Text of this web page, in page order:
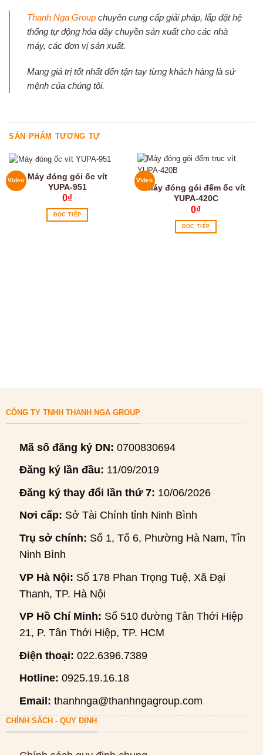
Thanh Nga Group chuyên cung cấp giải pháp, lắp đặt hệ
thống tự động hóa dây chuyền sản xuất cho các nhà
máy, các đơn vị sản xuất.
Mang giá trị tốt nhất đến tận tay từng khách hàng là sứ
mệnh của chúng tôi.
SẢN PHẨM TƯƠNG TỰ
Video
Máy đóng gói ốc vít
YUPA-951
0₫
ĐỌC TIẾP
Video
Máy đóng gói đếm ốc vít
YUPA-420C
0₫
ĐỌC TIẾP
CÔNG TY TNHH THANH NGA GROUP
Mã số đăng ký DN: 0700830694
Đăng ký lần đầu: 11/09/2019
Đăng ký thay đổi lần thứ 7: 10/06/2026
Nơi cấp: Sở Tài Chính tỉnh Ninh Bình
Trụ sở chính: Số 1, Tổ 6, Phường Hà Nam, Tỉnh
Ninh Bình
VP Hà Nội: Số 178 Phan Trọng Tuệ, Xã Đại
Thanh, TP. Hà Nội
VP Hồ Chí Minh: Số 510 đường Tân Thới Hiệp
21, P. Tân Thới Hiệp, TP. HCM
Điện thoại: 022.6396.7389
Hotline: 0925.19.16.18
Email: thanhnga@thanhngagroup.com
CHÍNH SÁCH - QUY ĐỊNH